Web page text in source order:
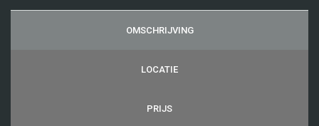
OMSCHRIJVING
LOCATIE
PRIJS